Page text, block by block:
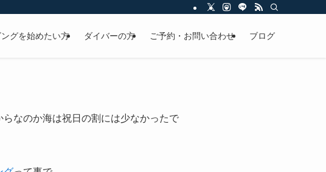
ングを始めたい方 ダイバーの方 ご予約・お問い合わせ ブログ
なのか海は祝日の割には少なかったで